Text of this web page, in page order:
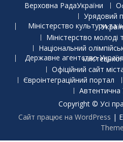
Верховна РадаУкраїни
Урядовий
Міністерство культури та інформаційної
Міністерство молоді
Національний
Державне агентство України з питань
Офіційний сайт
Євроінтеграційний портал
Автентична
Copyright © Усі
Сайт працює на WordPress |